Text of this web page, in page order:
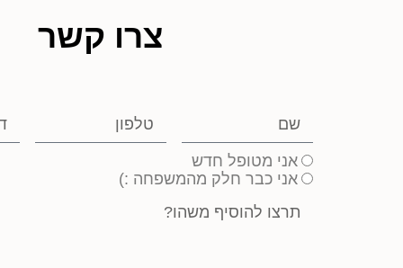
צרו קשר
אני מטופל חדש
אני כבר חלק מהמשפחה :)